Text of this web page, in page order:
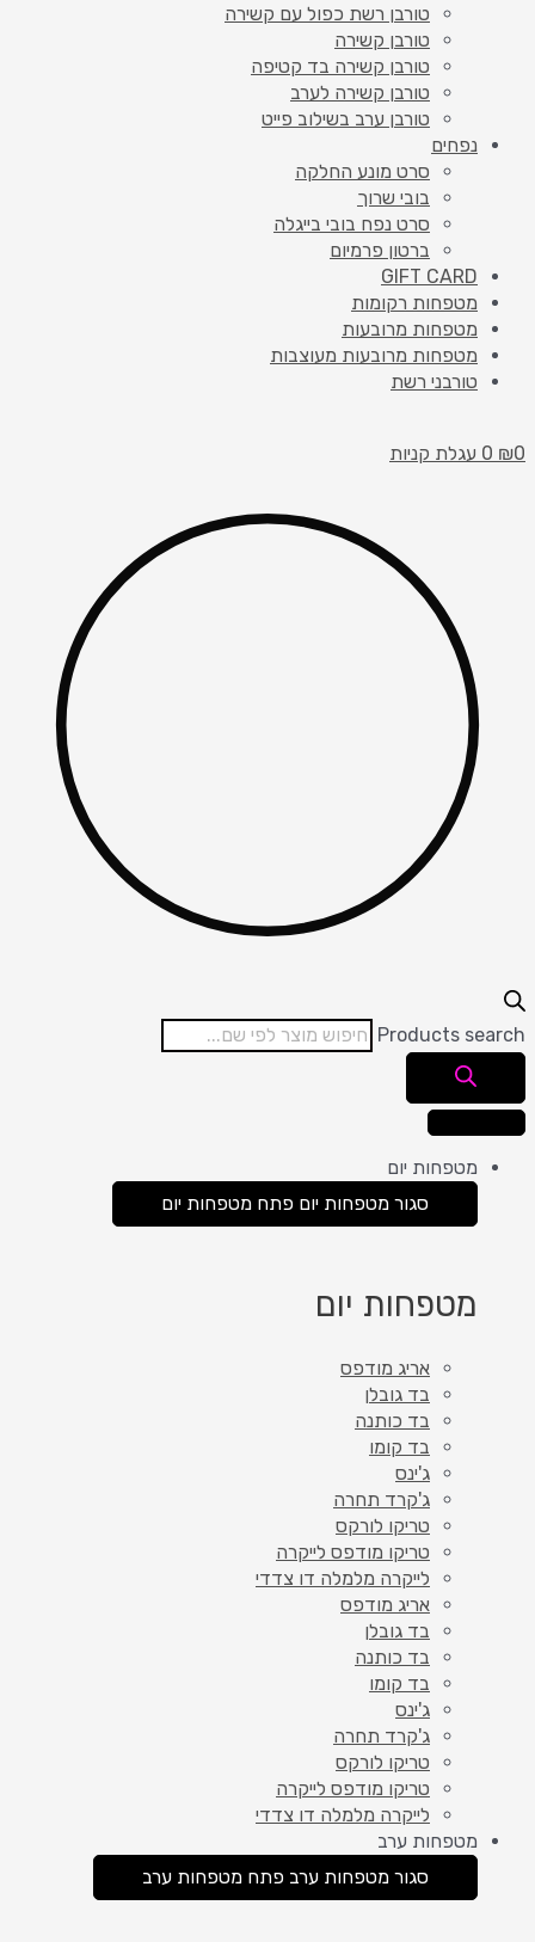
טורבן רשת כפול עם קשירה
טורבן קשירה
טורבן קשירה בד קטיפה
טורבן קשירה לערב
טורבן ערב בשילוב פייט
נפחים
סרט מונע החלקה
בובי שרוך
סרט נפח בובי בייגלה
ברטון פרמיום
GIFT CARD
מטפחות רקומות
מטפחות מרובעות
מטפחות מרובעות מעוצבות
טורבני רשת
₪0
0 עגלת קניות
Products search
מטפחות יום
סגור מטפחות יום פתח מטפחות יום
מטפחות יום
אריג מודפס
בד גובלן
בד כותנה
בד קומו
ג'ינס
ג'קרד תחרה
טריקו לורקס
טריקו מודפס לייקרה
לייקרה מלמלה דו צדדי
אריג מודפס
בד גובלן
בד כותנה
בד קומו
ג'ינס
ג'קרד תחרה
טריקו לורקס
טריקו מודפס לייקרה
לייקרה מלמלה דו צדדי
מטפחות ערב
סגור מטפחות ערב פתח מטפחות ערב